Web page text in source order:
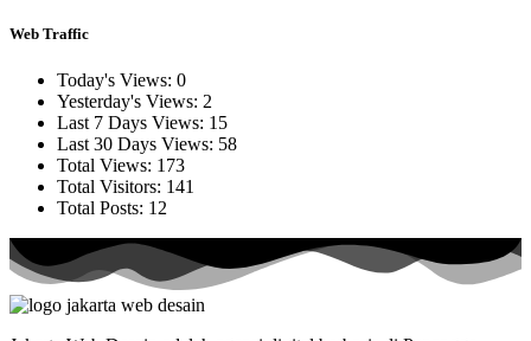
Web Traffic
Today's Views: 0
Yesterday's Views: 2
Last 7 Days Views: 15
Last 30 Days Views: 58
Total Views: 173
Total Visitors: 141
Total Posts: 12